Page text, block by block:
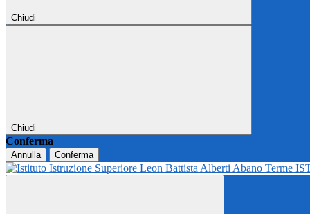
Chiudi
Chiudi
Conferma
Annulla Conferma